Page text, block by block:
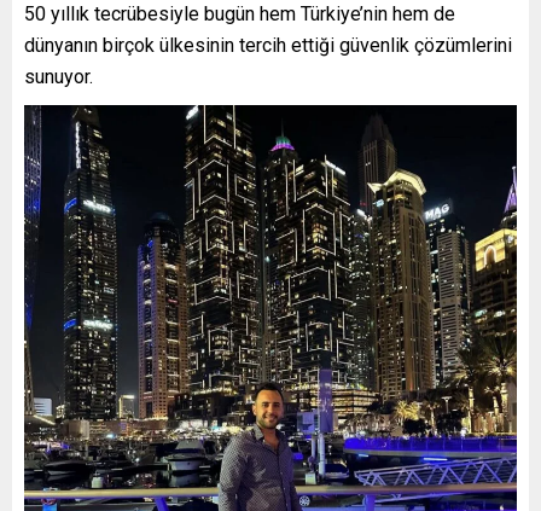
50 yıllık tecrübesiyle bugün hem Türkiye’nin hem de
dünyanın birçok ülkesinin tercih ettiği güvenlik çözümlerini
sunuyor.